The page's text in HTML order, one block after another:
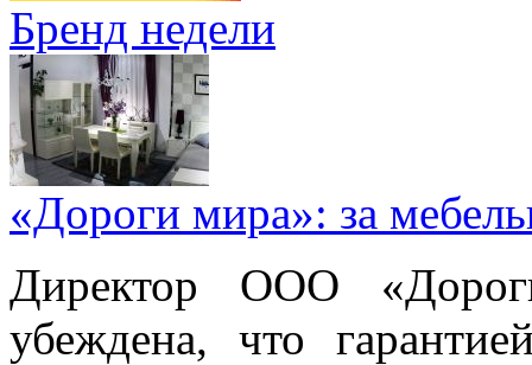
Бренд недели
«Дороги мира»: за
Директор ООО
убеждена, что